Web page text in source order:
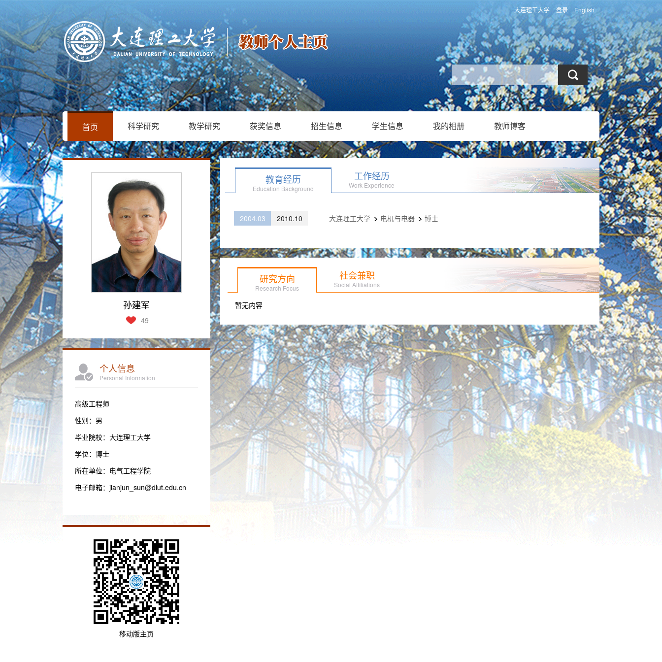
大连理工大学 登录 English
首页 科学研究 教学研究 获奖信息 招生信息 学生信息 我的相册 教师博客
孙建军
49
个人信息
Personal Information
高级工程师
性别：男
毕业院校：大连理工大学
学位：博士
所在单位：电气工程学院
电子邮箱： jianjun_sun@dlut.edu.cn
移动版主页
教育经历
Education Background
工作经历
Work Experience
2004.03 2010.10 大连理工大学 电机与电器 博士
研究方向
Research Focus
社会兼职
Social Affiliations
暂无内容